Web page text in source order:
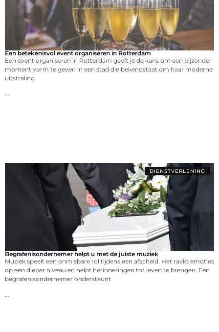
Een betekenisvol event organiseren in Rotterdam
Een event organiseren in Rotterdam geeft je de kans om een bijzonder
moment vorm te geven in een stad die bekendstaat om haar moderne
uitstraling
...
DIENSTVERLENING
Begrafenisondernemer helpt u met de juiste muziek
Muziek speelt een onmisbare rol tijdens een afscheid. Het raakt emoties
op een dieper niveau en helpt herinneringen tot leven te brengen. Een
begrafenisondernemer ondersteunt
...